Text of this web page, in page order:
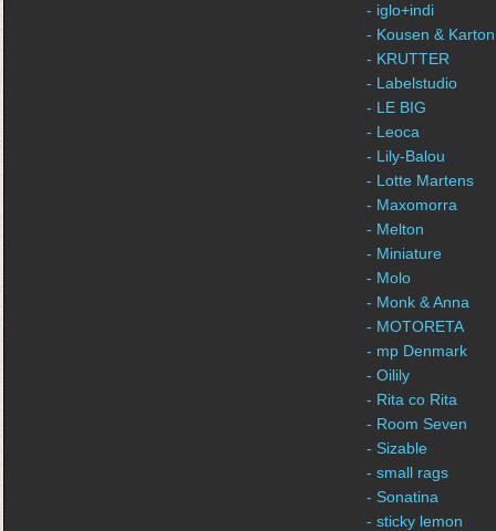
- iglo+indi
- Kousen & Karton
- KRUTTER
- Labelstudio
- LE BIG
- Leoca
- Lily-Balou
- Lotte Martens
- Maxomorra
- Melton
- Miniature
- Molo
- Monk & Anna
- MOTORETA
- mp Denmark
- Oilily
- Rita co Rita
- Room Seven
- Sizable
- small rags
- Sonatina
- sticky lemon